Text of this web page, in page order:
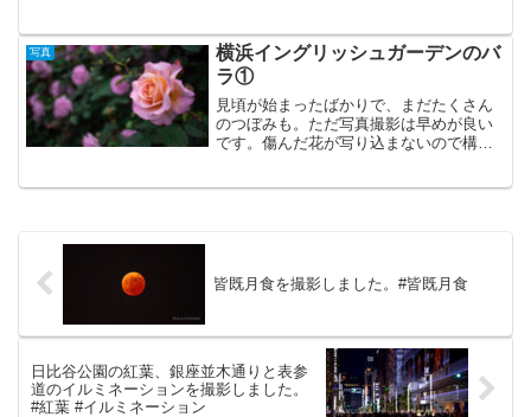
ン2の配信が開始されましたが、隙のない
映像作りと緊張感が...
写真
横浜イングリッシュガーデンのバ
ラ①
見頃が始まったばかりで、まだたくさん
のつぼみも。ただ写真撮影は早めが良い
です。傷んだ花が写り込まないので構図
皆既月食を撮影しました。#皆既月食
日比谷公園の紅葉、銀座並木通りと表参
道のイルミネーションを撮影しました。
#紅葉 #イルミネーション